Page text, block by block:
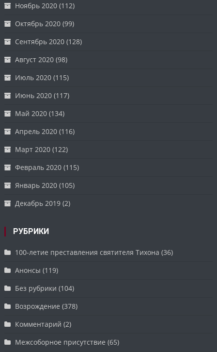
Ноябрь 2020 (112)
Октябрь 2020 (99)
Сентябрь 2020 (128)
Август 2020 (98)
Июль 2020 (115)
Июнь 2020 (117)
Май 2020 (134)
Апрель 2020 (116)
Март 2020 (122)
Февраль 2020 (115)
Январь 2020 (105)
Декабрь 2019 (2)
РУБРИКИ
100-летие преставления святителя Тихона (36)
Анонсы (119)
Без рубрики (104)
Возрождение (378)
Комментарий (2)
Межсоборное присутствие (65)